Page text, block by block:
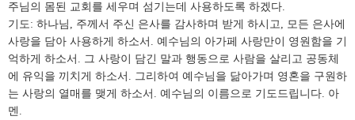
주님의 몸된 교회를 세우며 섬기는데 사용하도록 하겠다.
기도: 하나님, 주께서 주신 은사를 감사하며 받게 하시고, 모든 은사에
사랑을 담아 사용하게 하소서. 예수님의 아가페 사랑만이 영원함을 기
억하게 하소서. 그 사랑이 담긴 말과 행동으로 사람을 살리고 공동체
에 유익을 끼치게 하소서. 그리하여 예수님을 닮아가며 영혼을 구원하
는 사랑의 열매를 맺게 하소서. 예수님의 이름으로 기도드립니다. 아
멘.